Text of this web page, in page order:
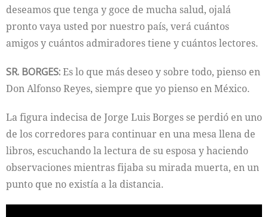
deseamos que tenga y goce de mucha salud, ojalá
pronto vaya usted por nuestro país, verá cuántos
amigos y cuántos admiradores tiene y cuántos lectores.
SR. BORGES:Es lo que más deseo y sobre todo, pienso en
Don Alfonso Reyes, siempre que yo pienso en México.
La figura indecisa de Jorge Luis Borges se perdió en uno
de los corredores para continuar en una mesa llena de
libros, escuchando la lectura de su esposa y haciendo
observaciones mientras fijaba su mirada muerta, en un
punto que no existía a la distancia.